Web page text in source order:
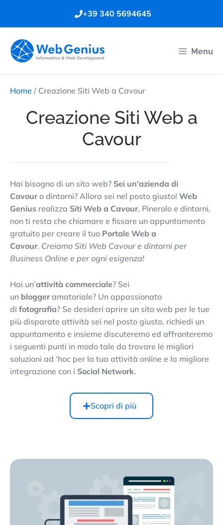
contenuto
+39 340 5694645
Menu
Home / Creazione Siti Web a Cavour
Creazione Siti Web a
Cavour
Hai bisogno di un sito web? Sei un'azienda di
Cavouro dintorni? Allora sei nel posto giusto! Web
Genius realizza Siti Web a Cavour, Pinerolo e dintorni,
non ti resta che chiamare e fissare un appuntamento
gratuito per creare il tuo Portale Web a
Cavour. Creiamo Siti Web Cavour e dintorni per
Business Online e per ogni esigenza!
Hai un’attività commerciale? Sei
un bloggeramatoriale? Un appassionato
di fotografia? Se desideri aprire un sito web per le tue
più disparate attività sei nel posto giusto, richiedi un
appuntamento e insieme discuteremo ed affronteremo
i seguenti punti in modo tale da trovare le migliori
soluzioni ad ‘hoc per la tua attività online e la migliore
integrazione con i Social Network.
Scopri di più